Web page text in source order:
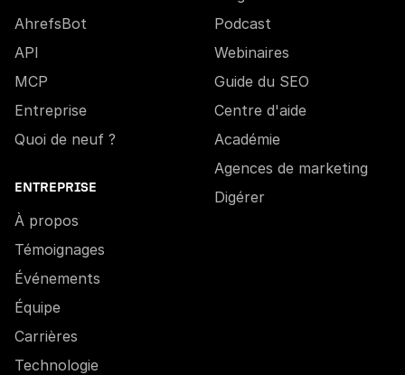
AhrefsBot
API
MCP
Entreprise
Quoi de neuf ?
ENTREPRISE
À propos
Témoignages
Événements
Équipe
Carrières
Technologie
Podcast
Webinaires
Guide du SEO
Centre d'aide
Académie
Agences de marketing
Digérer